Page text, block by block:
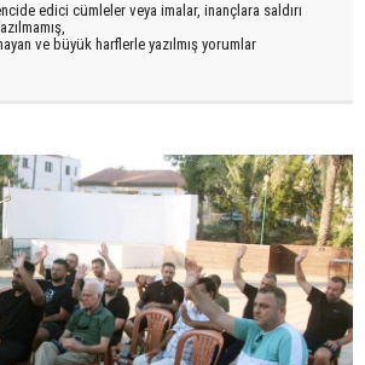
edici cümleler veya imalar, inançlara saldırı
ve büyük harflerle yazılmış yorumlar